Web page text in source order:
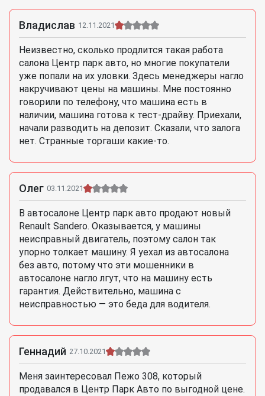
Владислав 12.11.2021
Неизвестно, сколько продлится такая работа
салона Центр парк авто, но многие покупатели
уже попали на их уловки. Здесь менеджеры нагло
накручивают цены на машины. Мне постоянно
говорили по телефону, что машина есть в
наличии, машина готова к тест-драйву. Приехали,
начали разводить на депозит. Сказали, что залога
нет. Странные торгаши какие-то.
Олег 03.11.2021
В автосалоне Центр парк авто продают новый
Renault Sandero. Оказывается, у машины
неисправный двигатель, поэтому салон так
упорно толкает машину. Я уехал из автосалона
без авто, потому что эти мошенники в
автосалоне нагло лгут, что на машину есть
гарантия. Действительно, машина с
неисправностью — это беда для водителя.
Геннадий 27.10.2021
Меня заинтересовал Пежо 308, который
продавался в Центр Парк Авто по выгодной цене.